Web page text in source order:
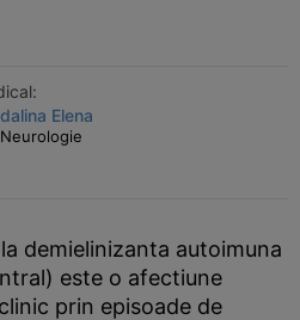
Elena
demielinizanta autoimuna
este o afectiune
prin episoade de